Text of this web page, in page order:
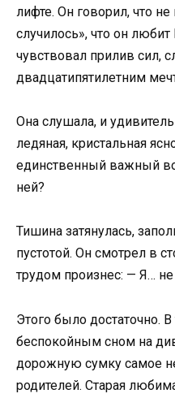
лифте. Он говорил, что не
случилось», что он
чувствовал прилив сил,
двадцатипятилетним
Она слушала, и
ледяная, кристальная
единственный важный
ней?
Тишина затянулась,
пустотой. Он смотрел в
трудом произнес: — Я…
Этого было достаточно.
беспокойным сном на
дорожную сумку самое
родителей. Старая